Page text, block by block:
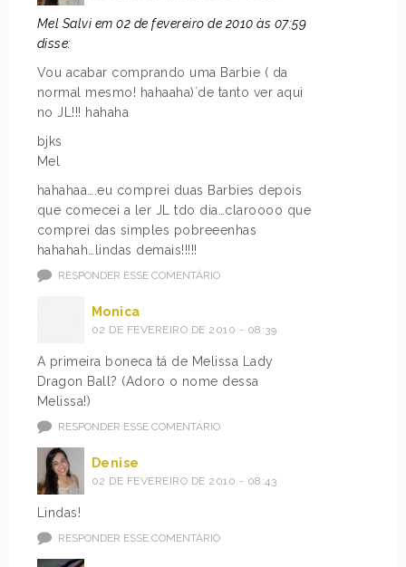
Mel Salvi em 02 de fevereiro de 2010 às 07:59
disse:
Vou acabar comprando uma Barbie ( da
normal mesmo! hahaaha)´de tanto ver aqui
no JL!!! hahaha
bjks
Mel
hahahaa….eu comprei duas Barbies depois
que comecei a ler JL tdo dia…claroooo que
comprei das simples pobreeenhas
hahahah…lindas demais!!!!!
RESPONDER ESSE COMENTÁRIO
Monica
02 DE FEVEREIRO DE 2010 - 08:39
A primeira boneca tá de Melissa Lady
Dragon Ball? (Adoro o nome dessa
Melissa!)
RESPONDER ESSE COMENTÁRIO
Denise
02 DE FEVEREIRO DE 2010 - 08:43
Lindas!
RESPONDER ESSE COMENTÁRIO